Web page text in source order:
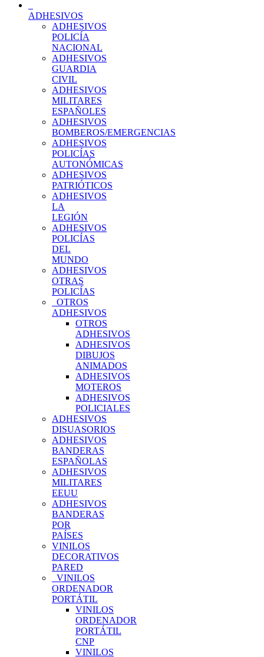
ADHESIVOS
ADHESIVOS
POLICÍA
NACIONAL
ADHESIVOS
GUARDIA
CIVIL
ADHESIVOS
MILITARES
ESPAÑOLES
ADHESIVOS
BOMBEROS/EMERGENCIAS
ADHESIVOS
POLICÍAS
AUTONÓMICAS
ADHESIVOS
PATRIÓTICOS
ADHESIVOS
LA
LEGIÓN
ADHESIVOS
POLICÍAS
DEL
MUNDO
ADHESIVOS
OTRAS
POLICÍAS
OTROS
ADHESIVOS
OTROS
ADHESIVOS
ADHESIVOS
DIBUJOS
ANIMADOS
ADHESIVOS
MOTEROS
ADHESIVOS
POLICIALES
ADHESIVOS
DISUASORIOS
ADHESIVOS
BANDERAS
ESPAÑOLAS
ADHESIVOS
MILITARES
EEUU
ADHESIVOS
BANDERAS
POR
PAÍSES
VINILOS
DECORATIVOS
PARED
VINILOS
ORDENADOR
PORTÁTIL
VINILOS
ORDENADOR
PORTÁTIL
CNP
VINILOS